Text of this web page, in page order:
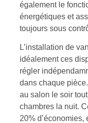
également le
énergétiques et
toujours sous
L’installation de
idéalement ces
régler
dans chaque
au salon le soir
chambres la nuit.
20% d’économies,